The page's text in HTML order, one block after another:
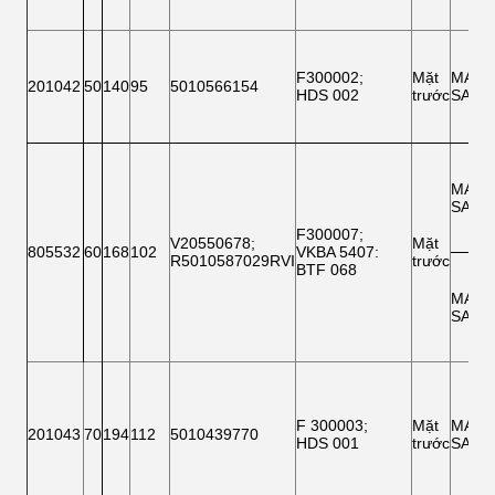
201042 5014095 5010566154 F300002;
HDS 002
Mặt
trước
MAN
SAF
805532 60168102 V20550678;
R5010587029RVI
F300007;
VKBA 5407:
BTF 068
Mặt
trước
MAN
SAF
MAN
SAF
201043 70194112 5010439770 F 300003;
HDS 001
Mặt
trước
MAN
SAF